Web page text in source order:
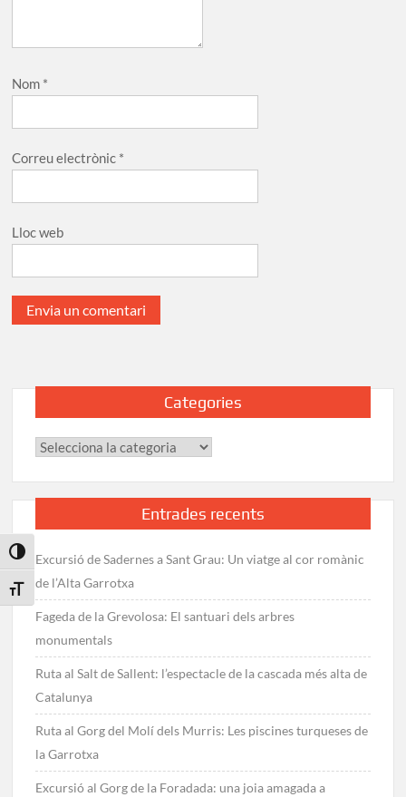
Toggle High Contrast
Toggle Font size
Nom *
Correu electrònic *
Lloc web
Categories
Categories
Entrades recents
Excursió de Sadernes a Sant Grau: Un viatge al cor romànic
de l’Alta Garrotxa
Fageda de la Grevolosa: El santuari dels arbres
monumentals
Ruta al Salt de Sallent: l’espectacle de la cascada més alta de
Catalunya
Ruta al Gorg del Molí dels Murris: Les piscines turqueses de
la Garrotxa
Excursió al Gorg de la Foradada: una joia amagada a